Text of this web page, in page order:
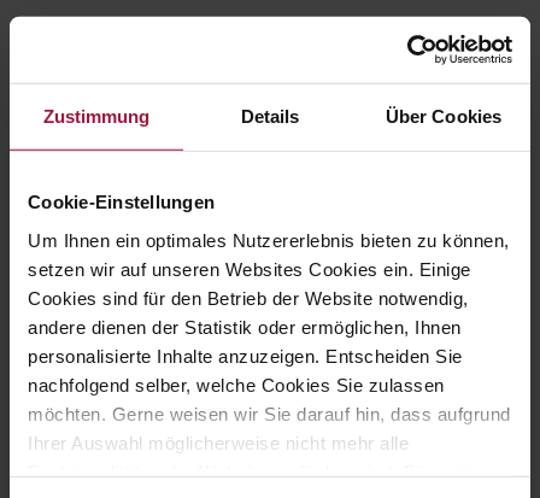
Zustimmung Details Über Cookies
Cookie-Einstellungen
Um Ihnen ein optimales Nutzererlebnis bieten zu können,
setzen wir auf unseren Websites Cookies ein. Einige
Cookies sind für den Betrieb der Website notwendig,
andere dienen der Statistik oder ermöglichen, Ihnen
personalisierte Inhalte anzuzeigen. Entscheiden Sie
nachfolgend selber, welche Cookies Sie zulassen
möchten. Gerne weisen wir Sie darauf hin, dass aufgrund
Ihrer Auswahl möglicherweise nicht mehr alle